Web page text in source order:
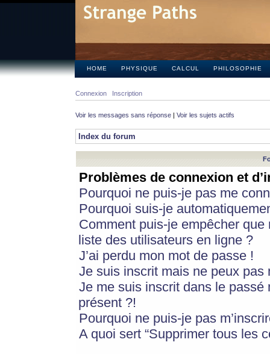
HOME PHYSIQUE CALCUL PHILOSOPHIE
Connexion Inscription
Voir les messages sans réponse | Voir les sujets actifs
Index du forum
Problèmes de connexion et
Pourquoi ne puis-je pas me
Pourquoi suis-je
Comment puis-je empêcher
liste des utilisateurs en ligne ?
J’ai perdu mon mot de passe !
Je suis inscrit mais ne peux pas
Je me suis inscrit dans le
présent ?!
Pourquoi ne puis-je pas
A quoi sert “Supprimer tous les